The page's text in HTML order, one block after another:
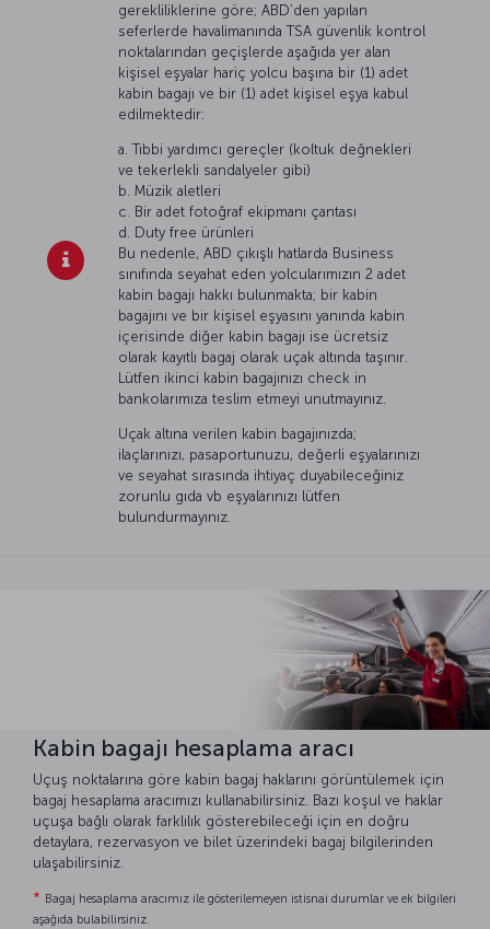
gerekliliklerine göre; ABD’den yapılan
seferlerde havalimanında TSA güvenlik kontrol
noktalarından geçişlerde aşağıda yer alan
kişisel eşyalar hariç yolcu başına bir (1) adet
kabin bagajı ve bir (1) adet kişisel eşya kabul
edilmektedir:
a. Tıbbi yardımcı gereçler (koltuk değnekleri
ve tekerlekli sandalyeler gibi)
b. Müzik aletleri
c. Bir adet fotoğraf ekipmanı çantası
d. Duty free ürünleri
Bu nedenle, ABD çıkışlı hatlarda Business
sınıfında seyahat eden yolcularımızın 2 adet
kabin bagajı hakkı bulunmakta; bir kabin
bagajını ve bir kişisel eşyasını yanında kabin
içerisinde diğer kabin bagajı ise ücretsiz
olarak kayıtlı bagaj olarak uçak altında taşınır.
Lütfen ikinci kabin bagajınızı check in
bankolarımıza teslim etmeyi unutmayınız.
Uçak altına verilen kabin bagajınızda;
ilaçlarınızı, pasaportunuzu, değerli eşyalarınızı
ve seyahat sırasında ihtiyaç duyabileceğiniz
zorunlu gıda vb eşyalarınızı lütfen
bulundurmayınız.
Kabin bagajı hesaplama aracı
Uçuş noktalarına göre kabin bagaj haklarını görüntülemek için
bagaj hesaplama aracımızı kullanabilirsiniz. Bazı koşul ve haklar
uçuşa bağlı olarak farklılık gösterebileceği için en doğru
detaylara, rezervasyon ve bilet üzerindeki bagaj bilgilerinden
ulaşabilirsiniz.
* Bagaj hesaplama aracımız ile gösterilemeyen istisnai durumlar ve ek bilgileri
aşağıda bulabilirsiniz.